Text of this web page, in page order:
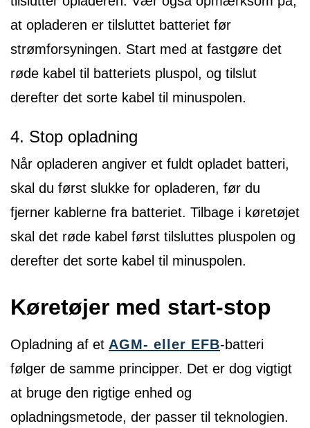
at opladeren er tilsluttet batteriet før
strømforsyningen. Start med at fastgøre det
røde kabel til batteriets pluspol, og tilslut
derefter det sorte kabel til minuspolen.
4. Stop opladning
Når opladeren angiver et fuldt opladet batteri,
skal du først slukke for opladeren, før du
fjerner kablerne fra batteriet. Tilbage i køretøjet
skal det røde kabel først tilsluttes pluspolen og
derefter det sorte kabel til minuspolen.
Køretøjer med start-stop
Opladning af et AGM- eller EFB-batteri
følger de samme principper. Det er dog vigtigt
at bruge den rigtige enhed og
opladningsmetode, der passer til teknologien.